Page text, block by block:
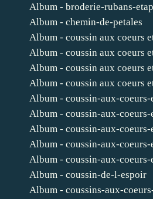
Album - broderie-rubans-
Album - chemin-de-petales
Album - coussin aux coeurs
Album - coussin aux coeurs
Album - coussin aux coeurs
Album - coussin aux coeurs
Album - coussin-aux-coeurs-
Album - coussin-aux-coeurs-
Album - coussin-aux-coeurs-
Album - coussin-aux-coeurs-
Album - coussin-aux-coeurs-
Album - coussin-de-l-espoir
Album - coussins-aux-